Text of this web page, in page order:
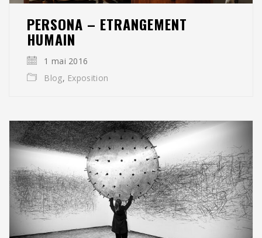
PERSONA – ETRANGEMENT
HUMAIN
1 mai 2016
Blog, Exposition